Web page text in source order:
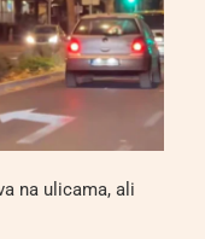
na ulicama, ali